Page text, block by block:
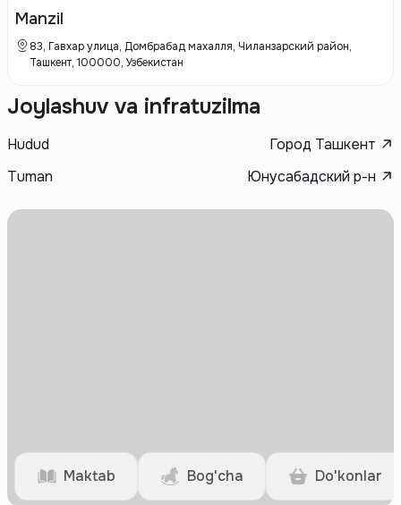
функциональностью и комфортной инфраструктурой, учитывающей
безопасности и удобстве проживания, создавая жилую среду, где
каждый элемент отвечает высоким стандартам качества.
Manzil
83, Гавхар улица, Домбрабад махалля, Чиланзарский район,
Ташкент, 100000, Узбекистан
Joylashuv va infratuzilma
Hudud
Город Ташкент
Tuman
Юнусабадский р-н
Maktab Bog'cha Do'konlar